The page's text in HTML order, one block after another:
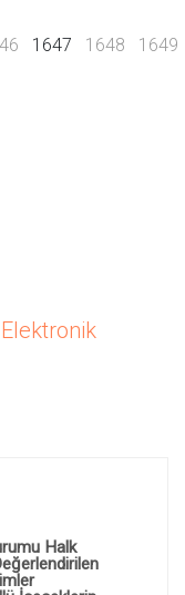
1647 (current)
1648 1649
Halk